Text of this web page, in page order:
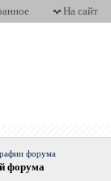
На сайт
форума
форума